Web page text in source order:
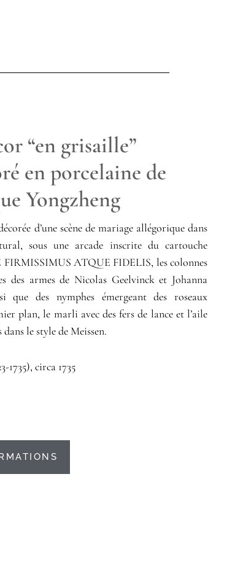
“en grisaille”
en porcelaine de
Yongzheng
d’une scène de mariage allégorique dans
sous une arcade inscrite du cartouche
ATQUE FIDELIS, les colonnes
des armes de Nicolas Geelvinck et Johanna
que des nymphes émergeant des roseaux
plan, le marli avec des fers de lance et l’aile
le style de Meissen.
1735), circa 1735